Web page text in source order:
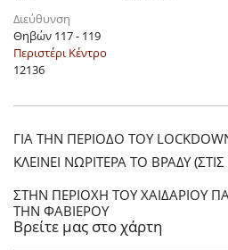
Διεύθυνση
Θηβών 117 - 119
Περιστέρι Κέντρο
12136
ΓΙΑ ΤΗΝ ΠΕΡΙΟΔΟ ΤΟΥ
ΚΛΕΙΝΕΙ ΝΩΡΙΤΕΡΑ ΤΟ ΒΡΑΔΥ
ΣΤΗΝ ΠΕΡΙΟΧΗ ΤΟΥ ΧΑΙΔΑΡΙΟΥ
ΤΗΝ ΦΑΒΙΕΡΟΥ
Βρείτε μας στο χάρτη